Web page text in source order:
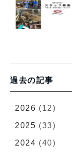
過去の記事
2026 (12)
2025 (33)
2024 (40)